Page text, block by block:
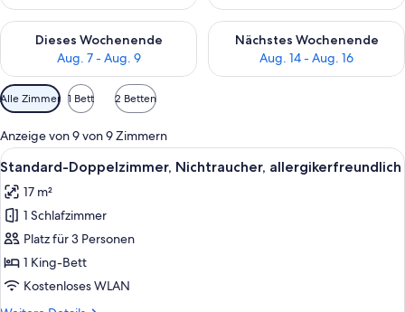
Dieses Wochenende
Aug. 7 - Aug. 9
Überprüfe die Verfügbarkeit für dieses Wochenende, Aug. 7
Nächstes Wochenende
Aug. 14 - Aug. 16
Überprüfe die Verfügbarkeit
Verfügbare
Filter
für
Zimmer
Alle Zimmer 1 Bett 2 Betten
Anzeige von 9 von 9 Zimmern
Alle
Fotos
für
Standard-
Doppelzimmer,
Nichtraucher,
allergikerfreundlich
Ein Hotelzimmer mit einem großen
6
Standard-Doppelzimmer, Nichtraucher, allergikerfreundlich
17 m²
1 Schlafzimmer
Platz für 3 Personen
1 King-Bett
Kostenloses WLAN